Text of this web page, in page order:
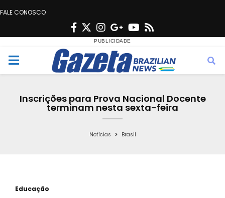
FALE CONOSCO
F
c
e
o
T
w
i
t
e
n
s
t
g
r
a
G
o
o
g
e
Y
u
t
b
s
M
Inscrições para Prova Nacional Docente
terminam nesta sexta-feira
Notícias Brasil
Educação